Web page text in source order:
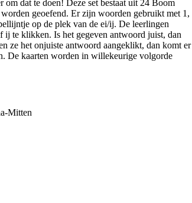
dat te doen! Deze set bestaat uit 24 Boom
geoefend. Er zijn woorden gebruikt met 1,
op de plek van de ei/ij. De leerlingen
ij te klikken. Is het gegeven antwoord juist, dan
ze het onjuiste antwoord aangeklikt, dan komt er
De kaarten worden in willekeurige volgorde
Mitten